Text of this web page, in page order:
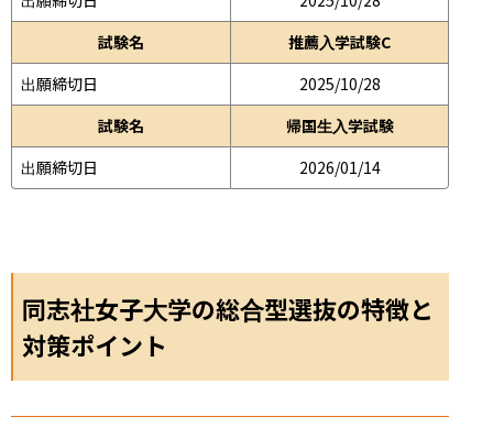
試験名
推薦入学試験C
出願締切日
2025/10/28
試験名
帰国生入学試験
出願締切日
2026/01/14
同志社女子大学の総合型選抜の特徴と
対策ポイント